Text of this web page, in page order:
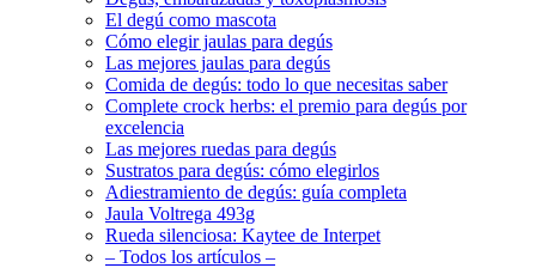
El degú como mascota
Cómo elegir jaulas para degús
Las mejores jaulas para degús
Comida de degús: todo lo que necesitas saber
Complete crock herbs: el premio para degús por
excelencia
Las mejores ruedas para degús
Sustratos para degús: cómo elegirlos
Adiestramiento de degús: guía completa
Jaula Voltrega 493g
Rueda silenciosa: Kaytee de Interpet
– Todos los artículos –